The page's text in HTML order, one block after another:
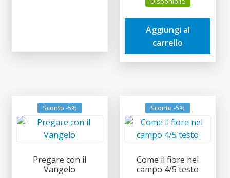
originale
era:
8,00€.
è:
Aggiungi al
carrello
Sconto -5%
Pregare con il
Vangelo
Sconto -5%
Come il fiore nel
campo 4/5 testo